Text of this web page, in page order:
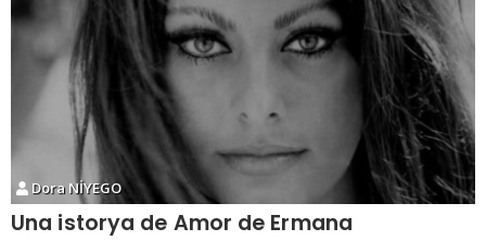
Dora NİYEGO
Una istorya de Amor de Ermana